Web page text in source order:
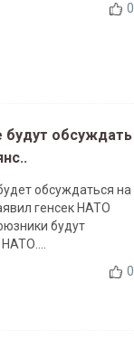
0
обсуждать
обсуждаться на
генсек НАТО
будут
0